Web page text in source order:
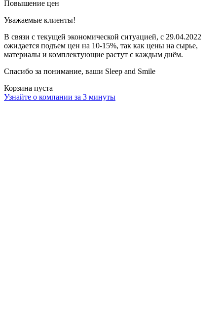
Повышение цен
Уважаемые клиенты!
В связи с текущей экономической ситуацией, с 29.04.2022
ожидается подъем цен на 10-15%, так как цены на сырье,
материалы и комплектующие растут с каждым днём.
Спасибо за понимание, ваши Sleep and Smile
Корзина пуста
Узнайте о компании за 3 минуты